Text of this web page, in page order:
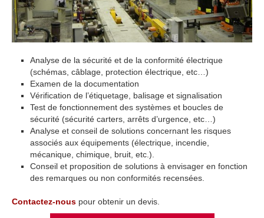
Analyse de la sécurité et de la conformité électrique
(schémas, câblage, protection électrique, etc…)
Examen de la documentation
Vérification de l’étiquetage, balisage et signalisation
Test de fonctionnement des systèmes et boucles de
sécurité (sécurité carters, arrêts d’urgence, etc…)
Analyse et conseil de solutions concernant les risques
associés aux équipements (électrique, incendie,
mécanique, chimique, bruit, etc.).
Conseil et proposition de solutions à envisager en fonction
des remarques ou non conformités recensées.
Contactez-nous pour obtenir un devis.